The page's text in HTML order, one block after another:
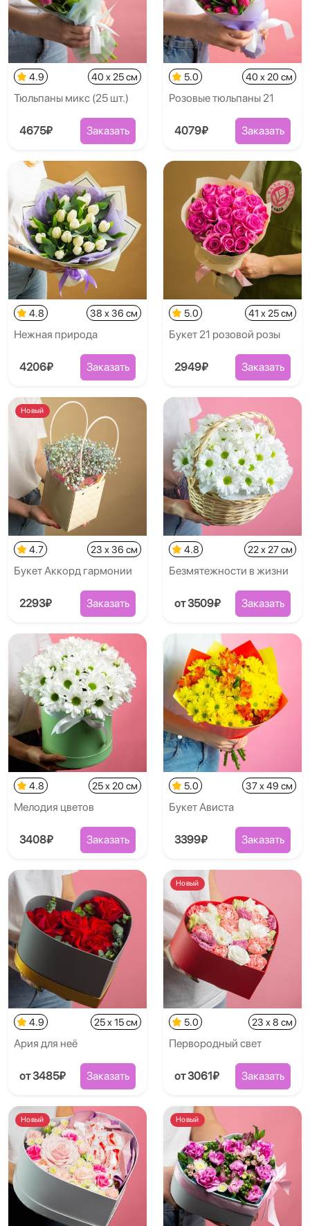
4.9 40 x 25 см
Тюльпаны микс (25 шт.)
4675₽ Заказать
5.0 40 x 20 см
Розовые тюльпаны 21
4079₽ Заказать
4.8 38 x 36 см
Нежная природа
4206₽ Заказать
5.0 41 x 25 см
Букет 21 розовой розы
2949₽ Заказать
Новый
4.7 23 x 36 см
Букет Аккорд гармонии
2293₽ Заказать
4.8 22 x 27 см
Безмятежности в жизни
от 3509₽ Заказать
4.8 25 x 20 см
Мелодия цветов
3408₽ Заказать
5.0 37 x 49 см
Букет Ависта
3399₽ Заказать
4.9 25 x 15 см
Ария для неё
от 3485₽ Заказать
Новый
5.0 23 x 8 см
Первородный свет
от 3061₽ Заказать
Новый Новый